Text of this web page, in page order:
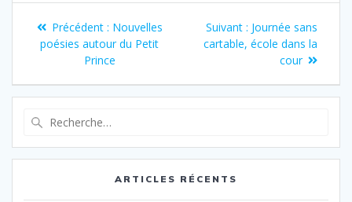
Navigation
de
l’article
Précédent : Article
précédent
:
Nouvelles
poésies autour du Petit
Prince
Suivant : Article
suivant
Journée sans
cartable, école dans la
cour
:
ARTICLES RÉCENTS